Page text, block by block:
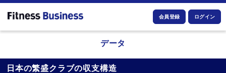
会員登録 ログイン
データ
日本の繁盛クラブの収支構造